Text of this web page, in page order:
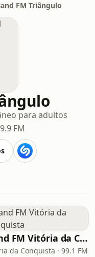
FM Triângulo
para adultos
FM
Band FM Vitória da Conquista
da Conquista · 99.1 FM